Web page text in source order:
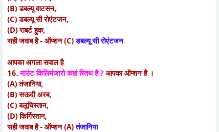
(B) डबल्यू वाटसन,
(C) डबल्यू सी रोएंटजन,
(D) राबर्ट हुक,
सही जवाब है - ऑप्शन (C)डबल्यू सी रोएंटजन
आपका अगला सवाल है
16.माउंट किलिमंजारो कहां स्तिथ है ? आपका ऑप्शन है ।
(A) तंजानिया,
(B) सऊदी अरब,
(C) बलूचिस्तान,
(D) किर्गिस्तान,
सही जवाब है - ऑप्शन (A)तंजानिया